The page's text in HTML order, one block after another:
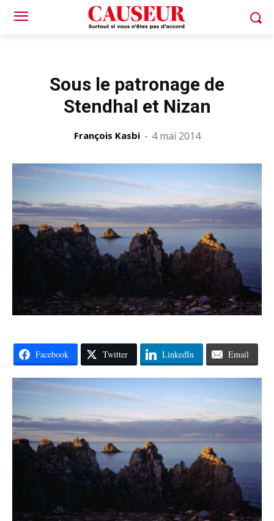
Sous le patronage de
Stendhal et Nizan
François Kasbi - 4 mai 2014
Facebook Twitter LinkedIn Email